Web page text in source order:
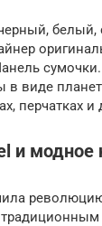
белый,
виде
перчатках и
и модное